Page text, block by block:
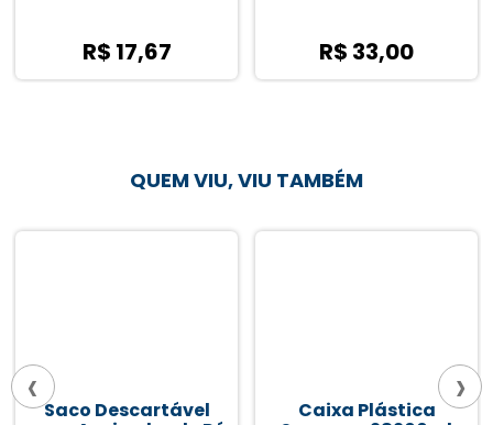
R$ 17,67 R$ 33,00
QUEM VIU, VIU TAMBÉM
Saco Descartável Caixa Plástica
‹ ›